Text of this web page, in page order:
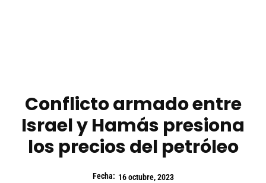
Conflicto armado entre
Israel y Hamás presiona
los precios del petróleo
Fecha: 16 octubre, 2023